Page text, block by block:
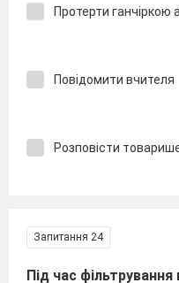
Протерти ганчіркою
Повідомити вчителя
Розповісти
Запитання 24
Під час